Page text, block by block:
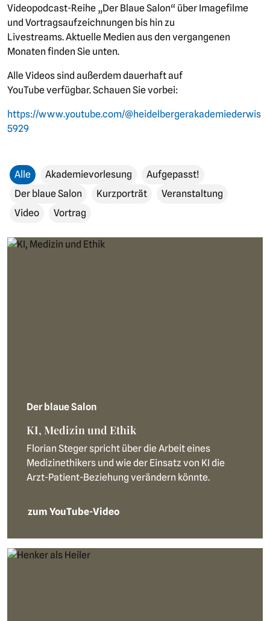
Videopodcast-Reihe „Der Blaue Salon“ über Imagefilme
und Vortragsaufzeichnungen bis hin zu
Livestreams. Aktuelle Medien aus den vergangenen
Monaten finden Sie unten.
Alle Videos sind außerdem dauerhaft auf
YouTube verfügbar. Schauen Sie vorbei:
https://www.youtube.com/@heidelbergerakademiederwis
5929
Alle Akademievorlesung
Aufgepasst!
Der blaue Salon
Kurzporträt
Veranstaltung
Video
Vortrag
Der blaue Salon
KI, Medizin und Ethik
Florian Steger spricht über die Arbeit eines
Medizinethikers und wie der Einsatz von KI die
Arzt-Patient-Beziehung verändern könnte.
zum YouTube-Video